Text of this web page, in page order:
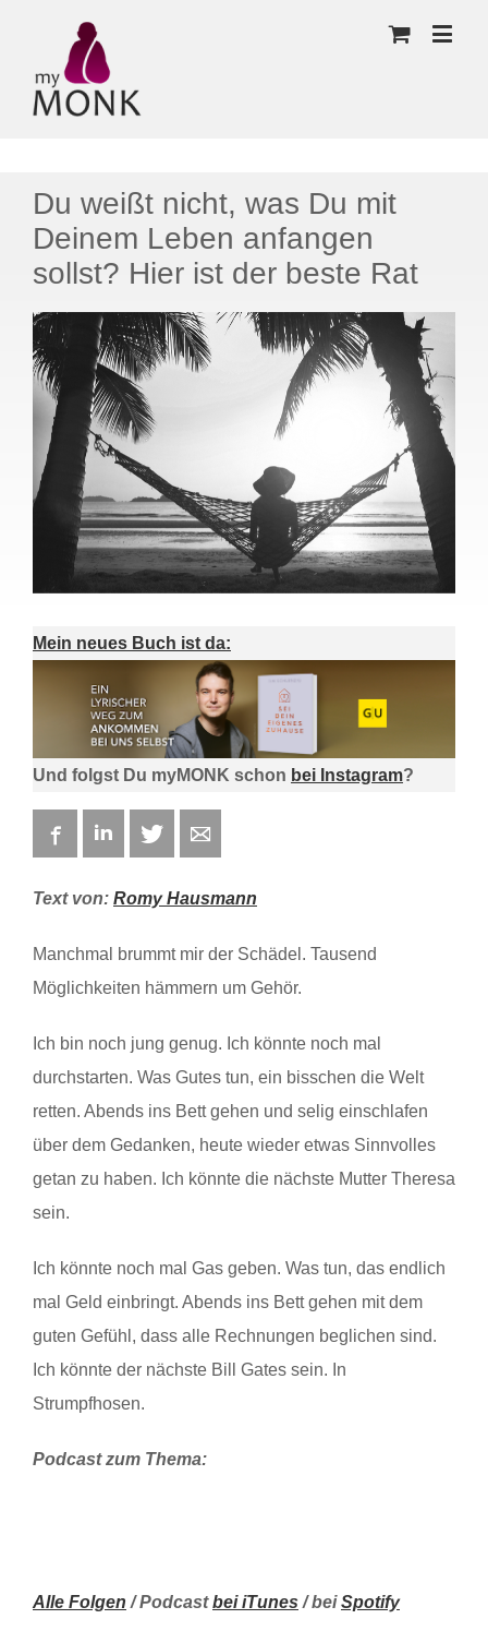
Du weißt nicht, was Du mit
Deinem Leben anfangen
sollst? Hier ist der beste Rat
Mein neues Buch ist da:
Und folgst Du myMONK schon bei Instagram?
FacebookLinkedIn Twitter
Text von: Romy Hausmann
Manchmal brummt mir der Schädel. Tausend
Möglichkeiten hämmern um Gehör.
Ich bin noch jung genug. Ich könnte noch mal
durchstarten. Was Gutes tun, ein bisschen die Welt
retten. Abends ins Bett gehen und selig einschlafen
über dem Gedanken, heute wieder etwas Sinnvolles
getan zu haben. Ich könnte die nächste Mutter Theresa
sein.
Ich könnte noch mal Gas geben. Was tun, das endlich
mal Geld einbringt. Abends ins Bett gehen mit dem
guten Gefühl, dass alle Rechnungen beglichen sind.
Ich könnte der nächste Bill Gates sein. In
Strumpfhosen.
Podcast zum Thema:
Alle Folgen / Podcastbei iTunes / beiSpotify